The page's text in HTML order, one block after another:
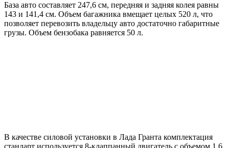
База авто составляет 247,6 см, передняя и задняя колея равны
143 и 141,4 см. Объем багажника вмещает целых 520 л, что
позволяет перевозить владельцу авто достаточно габаритные
грузы. Объем бензобака равняется 50 л.
В качестве силовой установки в Лада Гранта комплектация